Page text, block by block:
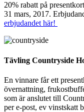
20% rabatt på
31 mars, 2017.
erbjudandet här!
Tävling Countryside
En vinnare får ett
övernattning,
som är anslutet till
per e-post, ev vinstskatt